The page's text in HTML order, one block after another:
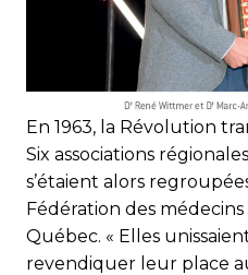
En 1963, la Révolution
Six associations
s’étaient alors
Fédération des
Québec. « Elles
revendiquer leur place